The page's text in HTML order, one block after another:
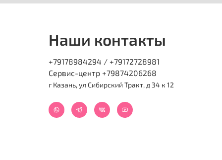
Наши контакты
+79178984294 / +79172728981
Сервис-центр +79874206268
г Казань, ул Сибирский Тракт, д 34 к 12